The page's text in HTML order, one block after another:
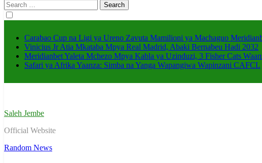
Search
for:
Carabao Cup na Ligi ya Ureno Zavuta Mamilioni ya Machaguo
Vinicius Jr Atia Mkataba Mpya Real Madrid, Abaki Bernabeu Hadi 2032
Meridianbet Yaleta Mchezo Mpya Kabla ya Uzinduzi, 3 Fisher Cats
Safari ya Afrika Yaanza: Simba na Yanga Wapangiwa Wapinzani CAFCL
Saleh Jembe
Official Website
Random News